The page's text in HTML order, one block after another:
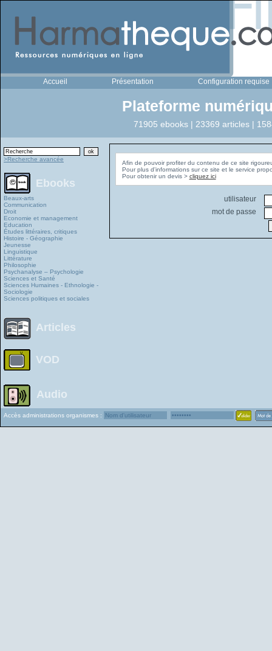
Accueil Présentation Configuration requise
Plateforme
71905 ebooks | 23369 articles |
>Recherche avancée
Ebooks
Beaux-arts
Communication
Droit
Economie et management
Education
Études littéraires, critiques
Histoire - Géographie
Jeunesse
Linguistique
Littérature
Philosophie
Psychanalyse – Psychologie
Sciences et Santé
Sciences Humaines - Ethnologie -
Sociologie
Sciences politiques et sociales
Articles
VOD
Audio
Afin de pouvoir profiter du contenu de ce site
Pour plus d'informations sur ce site et le service
Pour obtenir un devis > cliquez ici
utilisateur
mot de passe
Accès administrations organismes :